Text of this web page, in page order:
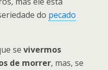
do pecado
se vivermos
de morrer, mas, se